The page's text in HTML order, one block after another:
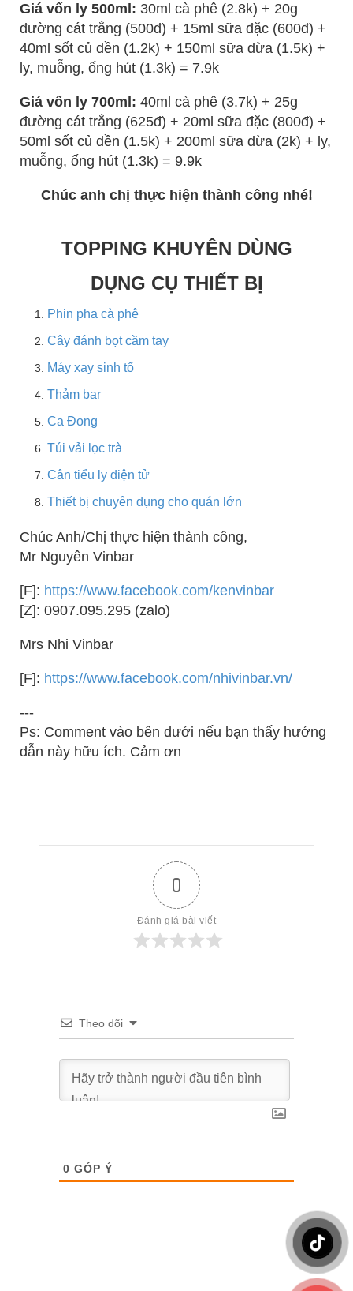
Giá vốn ly 500ml: 30ml cà phê (2.8k) + 20g
đường cát trắng (500đ) + 15ml sữa đặc (600đ) +
40ml sốt củ dền (1.2k) + 150ml sữa dừa (1.5k) +
ly, muỗng, ống hút (1.3k) = 7.9k
Giá vốn ly 700ml: 40ml cà phê (3.7k) + 25g
đường cát trắng (625đ) + 20ml sữa đặc (800đ) +
50ml sốt củ dền (1.5k) + 200ml sữa dừa (2k) + ly,
muỗng, ống hút (1.3k) = 9.9k
Chúc anh chị thực hiện thành công nhé!
TOPPING KHUYÊN DÙNG
DỤNG CỤ THIẾT BỊ
Phin pha cà phê
Cây đánh bọt cầm tay
Máy xay sinh tố
Thảm bar
Ca Đong
Túi vải lọc trà
Cân tiểu ly điện tử
Thiết bị chuyên dụng cho quán lớn
Chúc Anh/Chị thực hiện thành công,
Mr Nguyên Vinbar
[F]: https://www.facebook.com/kenvinbar
[Z]: 0907.095.295 (zalo)
Mrs Nhi Vinbar
[F]: https://www.facebook.com/nhivinbar.vn/
---
Ps: Comment vào bên dưới nếu bạn thấy hướng
dẫn này hữu ích. Cảm ơn
0
Đánh giá bài viết
Theo dõi
0 GÓP Ý